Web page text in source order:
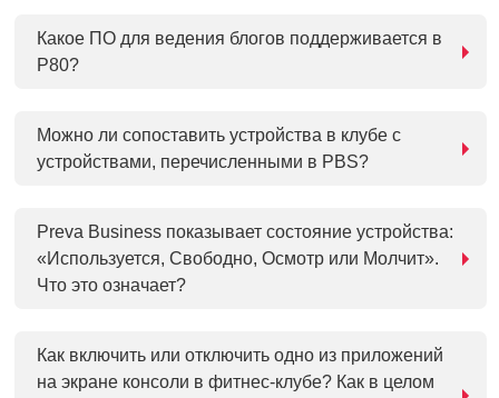
Какое ПО для ведения блогов поддерживается в
P80?
Можно ли сопоставить устройства в клубе с
устройствами, перечисленными в PBS?
Preva Business показывает состояние устройства:
«Используется, Свободно, Осмотр или Молчит».
Что это означает?
Как включить или отключить одно из приложений
на экране консоли в фитнес-клубе? Как в целом